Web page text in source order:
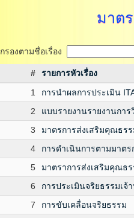
มาต
กรองตามชื่อเรื่อง
# รายการหัวเรื่อง
1
การนำผลการประเมิน
2
แบบรายงานรายงานกา
3
มาตรการส่งเสริมคุณธร
4
การดำเนินการตามมาต
5
มาตราการส่งเสริมคุณธ
6
การประเมินจริยธรรมเจ้
7
การขับเคลื่อนจริยธรรม